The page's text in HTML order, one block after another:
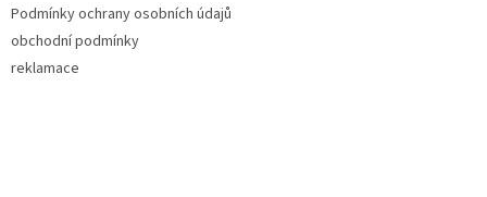
Podmínky ochrany osobních údajů
obchodní podmínky
reklamace